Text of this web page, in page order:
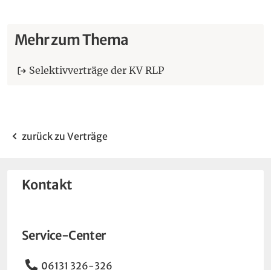
Mehr zum Thema
Selektivverträge der KV RLP
zurück zu Verträge
Kontakt
Service-Center
Telefon
06131 326-326